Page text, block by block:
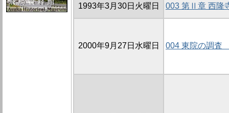
1993年3月30日火曜日 003 第Ⅱ章 西隆
2000年9月27日水曜日 004 東院の調査